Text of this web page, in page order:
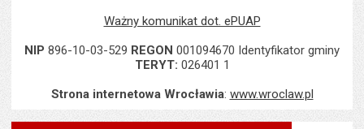
Ważny komunikat dot. ePUAP
NIP 896-10-03-529 REGON 001094670 Identyfikator gminy
TERYT: 026401 1
Strona internetowa Wrocławia: www.wroclaw.pl